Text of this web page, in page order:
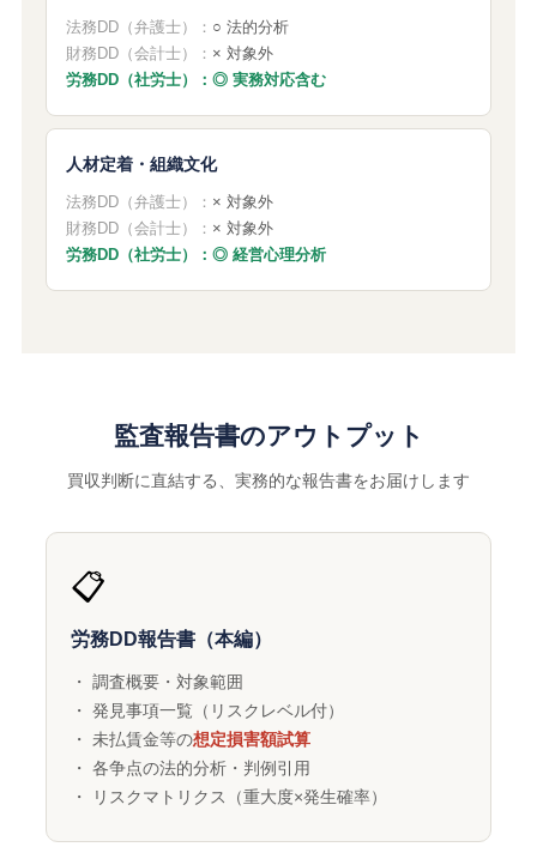
法務DD（弁護士）： ○ 法的分析
財務DD（会計士）： × 対象外
労務DD（社労士）：◎ 実務対応含む
人材定着・組織文化
法務DD（弁護士）： × 対象外
財務DD（会計士）： × 対象外
労務DD（社労士）：◎ 経営心理分析
監査報告書のアウトプット
買収判断に直結する、実務的な報告書をお届けします
📋
労務DD報告書（本編）
・ 調査概要・対象範囲
・ 発見事項一覧（リスクレベル付）
・ 未払賃金等の想定損害額試算
・ 各争点の法的分析・判例引用
・ リスクマトリクス（重大度×発生確率）